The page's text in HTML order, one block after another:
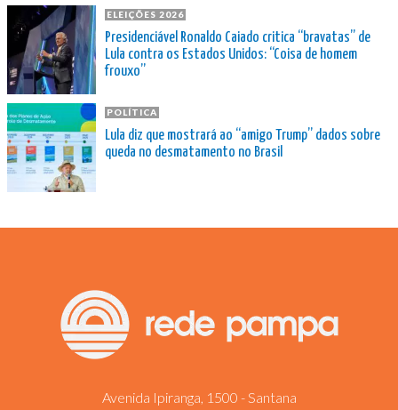
ELEIÇÕES 2026
Presidenciável Ronaldo Caiado critica “bravatas” de
Lula contra os Estados Unidos: “Coisa de homem
frouxo”
POLÍTICA
Lula diz que mostrará ao “amigo Trump” dados sobre
queda no desmatamento no Brasil
Avenida Ipiranga, 1500 - Santana